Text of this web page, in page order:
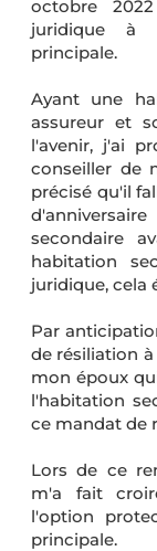
octobre
juridique à
principale.
Ayant une
assureur et
l'avenir, j'ai
conseiller de
précisé qu'il
secondaire
habitation
juridique, cela
Par
de résiliation
mon époux
l'habitation
ce mandat de
Lors de ce
m'a fait
l'option
principale.